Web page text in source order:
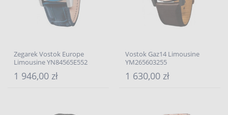
Zegarek Vostok Europe
Limousine YN84565E552
1 946,00 zł
Vostok Gaz14 Limousine
YM265603255
1 630,00 zł